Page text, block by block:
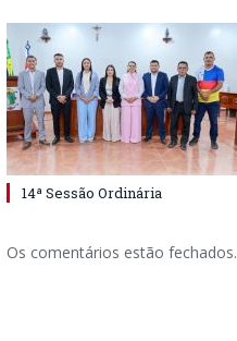
14ª Sessão Ordinária
Os comentários estão fechados.